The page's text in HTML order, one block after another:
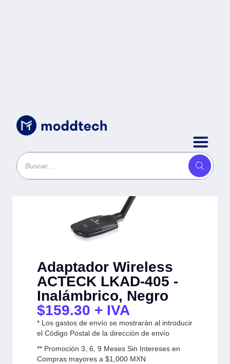
Adaptadores Adaptador Wireless ACTECK
LKAD-405 - Inalámbrico, Negro
Adaptador Wireless
ACTECK LKAD-405 -
Inalámbrico, Negro
$159.30 + IVA
* Los gastos de envío se mostrarán al introducir
el Código Postal de la dirección de envío
** Promoción 3, 6, 9 Meses Sin Intereses en
Compras mayores a $1,000 MXN